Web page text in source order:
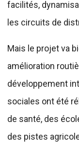
facilités,
les circuits de
Mais le projet va
amélioration
développement
sociales ont été
de santé, des
des pistes